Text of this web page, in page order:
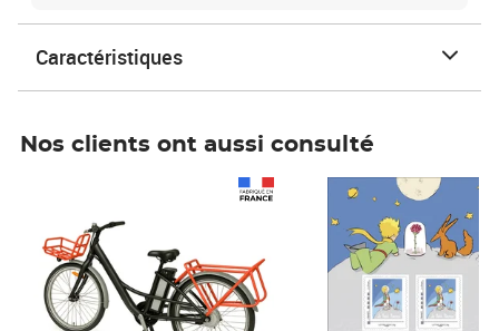
Caractéristiques
Nos clients ont aussi consulté
Prix 7,50€